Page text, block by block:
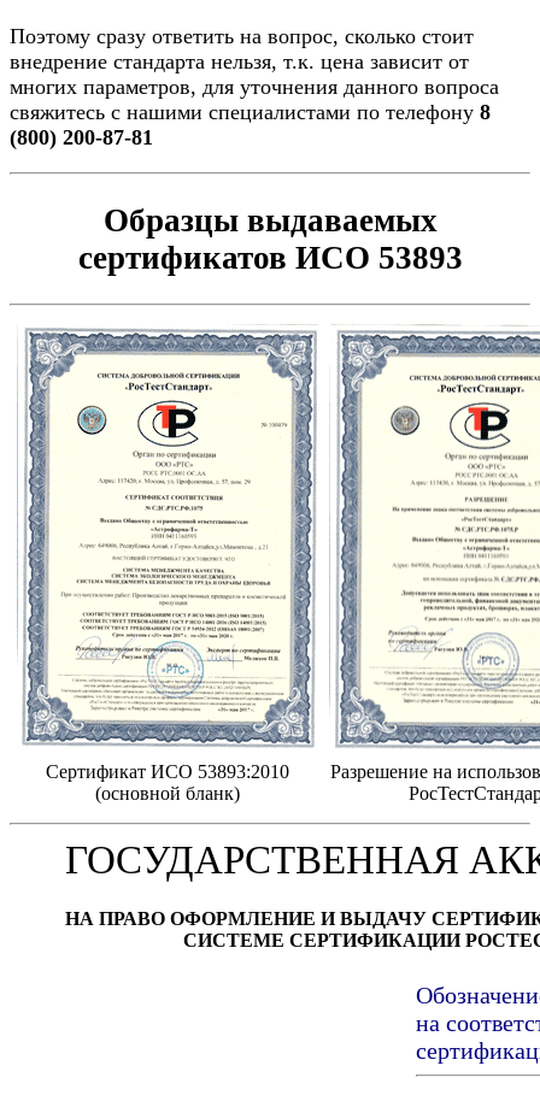
Поэтому сразу ответить на вопрос, сколько стоит
внедрение стандарта нельзя, т.к. цена зависит от
многих параметров, для уточнения данного вопроса
свяжитесь с нашими специалистами по телефону 8
(800) 200-87-81
Образцы выдаваемых
сертификатов ИСО 53893
Сертификат ИСО 53893:2010
(основной бланк)
Разрешение на
ГОСУДАРСТВЕННАЯ
НА ПРАВО ОФОРМЛЕНИЕ И ВЫДАЧУ
СИСТЕМЕ СЕРТИФИКАЦИИ
на